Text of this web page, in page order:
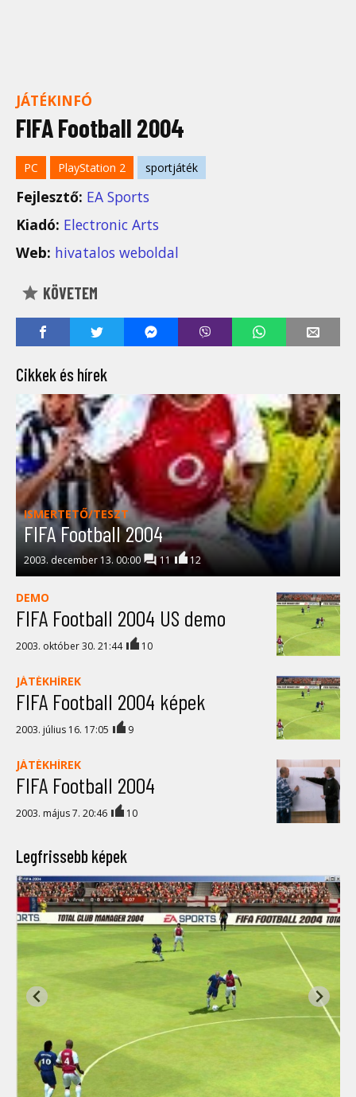
JÁTÉKINFÓ
FIFA Football 2004
PC PlayStation 2 sportjáték
Fejlesztő: EA Sports
Kiadó: Electronic Arts
Web: hivatalos weboldal
KÖVETEM
Cikkek és hírek
ISMERTETŐ/TESZT
FIFA Football 2004
2003. december 13. 00:00 11 12
DEMO
FIFA Football 2004 US demo
2003. október 30. 21:44 10
JÁTÉKHÍREK
FIFA Football 2004 képek
2003. július 16. 17:05 9
JÁTÉKHÍREK
FIFA Football 2004
2003. május 7. 20:46 10
Legfrissebb képek